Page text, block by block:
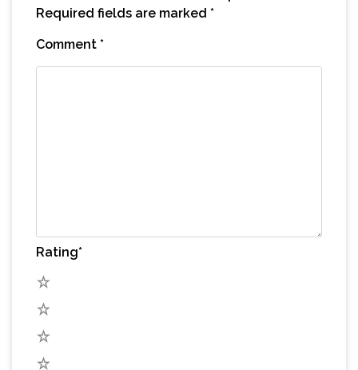
Required fields are marked *
Comment *
Rating*